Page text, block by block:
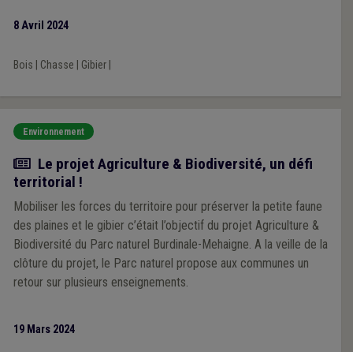
8 Avril 2024
Bois Chasse Gibier|
Environnement
Article
Le projet Agriculture & Biodiversité, un défi
territorial !
Mobiliser les forces du territoire pour préserver la petite faune
des plaines et le gibier c’était l’objectif du projet Agriculture &
Biodiversité du Parc naturel Burdinale-Mehaigne. A la veille de la
clôture du projet, le Parc naturel propose aux communes un
retour sur plusieurs enseignements.
19 Mars 2024